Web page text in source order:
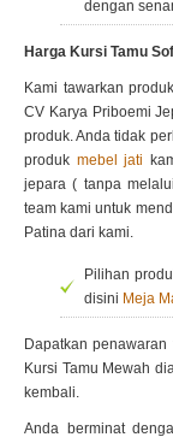
dengan
Harga Kursi Tamu
Kami tawarkan
CV Karya Priboemi
produk. Anda tidak
produk mebel jati
jepara ( tanpa
team kami untuk
Patina dari kami.
Pilihan
disini Meja
Dapatkan
Kursi Tamu Mewah
kembali.
Anda berminat